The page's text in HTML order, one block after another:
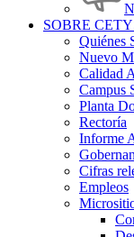
SOBRE
Quiénes
Nuevo
Calidad
Campus
Planta
Rectoría
Informe
Cifras
Empleos